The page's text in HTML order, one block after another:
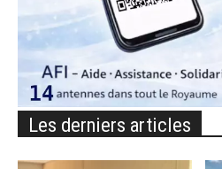
Les derniers articles